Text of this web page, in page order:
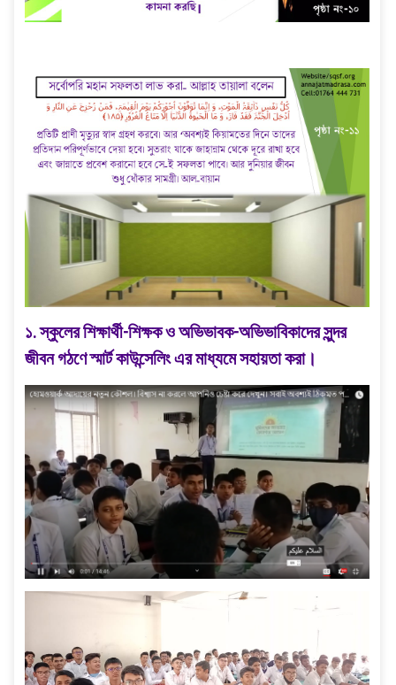
১. স্কুলের শিক্ষার্থী-শিক্ষক ও অভিভাবক-অভিভাবিকাদের সুন্দর
জীবন গঠণে স্মার্ট কাউন্সেলিং এর মাধ্যমে সহায়তা করা।